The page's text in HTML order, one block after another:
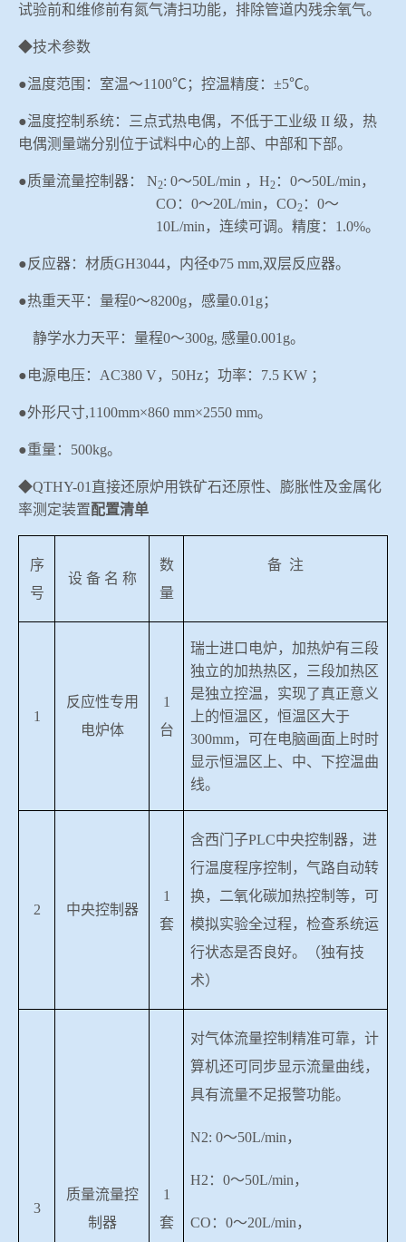
试验前和维修前有氮气清扫功能，排除管道内残余氧气。
◆技术参数
●温度范围：室温～1100℃；控温精度：±5℃。
●温度控制系统：三点式热电偶，不低于工业级 II 级，热
电偶测量端分别位于试料中心的上部、中部和下部。
●质量流量控制器： N2: 0～50L/min ， H2 ： 0～50L/min ，
CO ： 0～20L/min ， CO2 ： 0～
10L/min ，连续可调。精度： 1.0%。
●反应器：材质GH3044，内径Φ75 mm,双层反应器。
●热重天平：量程0～8200g ，感量0.01g ；
静学水力天平：量程0～300g, 感量0.001g。
●电源电压： AC380 V， 50Hz；功率： 7.5 KW ；
●外形尺寸,1100mm×860 mm×2550 mm。
●重量： 500kg。
◆QTHY-01 直接还原炉用铁矿石还原性、膨胀性及金属化
率测定装置配置清单
序
号
设 备 名 称
数
量
备 注
1
反应性专用
电炉体
1
台
瑞士进口电炉，加热炉有三段
独立的加热热区，三段加热区
是独立控温，实现了真正意义
上的恒温区，恒温区大于
300mm，可在电脑画面上时时
显示恒温区上、中、下控温曲
线。
2 中央控制器
1
套
含西门子PLC中央控制器，进
行温度程序控制，气路自动转
换，二氧化碳加热控制等，可
模拟实验全过程，检查系统运
行状态是否良好。（独有技
术）
3
质量流量控
制器
1
套
对气体流量控制精准可靠，计
算机还可同步显示流量曲线，
具有流量不足报警功能。
N2: 0～50L/min ，
H2 ：0～50L/min ，
CO ：0～20L/min ，